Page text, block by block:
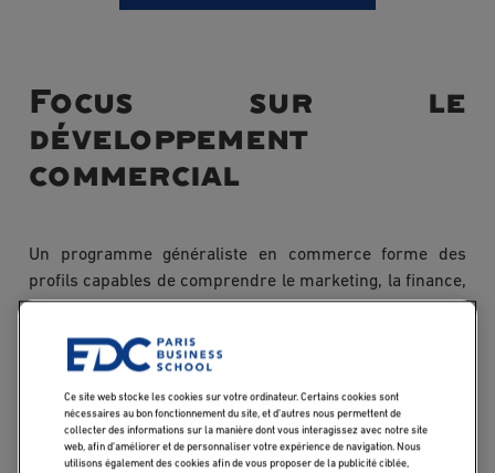
Focus sur le
développement
commercial
Un programme généraliste en commerce forme des
profils capables de comprendre le marketing, la finance,
les ressources humaines et la stratégie. C'est utile, mais
ce n'est pas ce que cherchent les recruteurs qui ont
besoin de quelqu'un capable de décrocher son
dès le premier mois.
Ce site web stocke les cookies sur votre ordinateur. Certains cookies sont
nécessaires au bon fonctionnement du site, et d’autres nous permettent de
collecter des informations sur la manière dont vous interagissez avec notre site
web, afin d’améliorer et de personnaliser votre expérience de navigation. Nous
utilisons également des cookies afin de vous proposer de la publicité ciblée,